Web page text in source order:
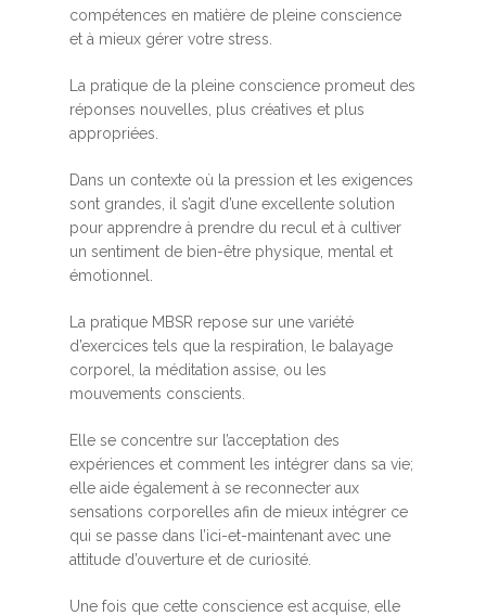
compétences en matière de pleine conscience
et à mieux gérer votre stress.
La pratique de la pleine conscience promeut des
réponses nouvelles, plus créatives et plus
appropriées.
Dans un contexte où la pression et les exigences
sont grandes, il s’agit d’une excellente solution
pour apprendre à prendre du recul et à cultiver
un sentiment de bien-être physique, mental et
émotionnel.
La pratique MBSR repose sur une variété
d’exercices tels que la respiration, le balayage
corporel, la méditation assise, ou les
mouvements conscients.
Elle se concentre sur l’acceptation des
expériences et comment les intégrer dans sa vie;
elle aide également à se reconnecter aux
sensations corporelles afin de mieux intégrer ce
qui se passe dans l’ici-et-maintenant avec une
attitude d’ouverture et de curiosité.
Une fois que cette conscience est acquise, elle